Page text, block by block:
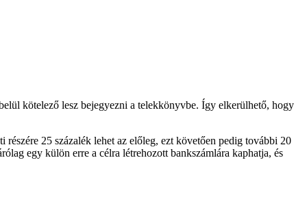
kötelező lesz bejegyezni a telekkönyvbe. Így elkerülhető, hogy
25 százalék lehet az előleg, ezt követően pedig további 20
egy külön erre a célra létrehozott bankszámlára kaphatja, és